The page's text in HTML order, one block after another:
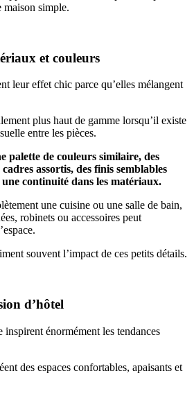
maison simple.
et couleurs
leur effet chic parce qu’elles mélangent
plus haut de gamme lorsqu’il existe
entre les pièces.
palette de couleurs similaire, des
assortis, des finis semblables
une continuité dans les matériaux.
une cuisine ou une salle de bain,
robinets ou accessoires peut
souvent l’impact de ces petits détails.
d’hôtel
inspirent énormément les tendances
des espaces confortables, apaisants et